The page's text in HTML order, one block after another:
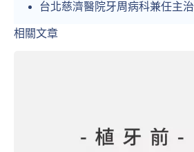
台北慈濟醫院牙周病科兼任主治
相關文章